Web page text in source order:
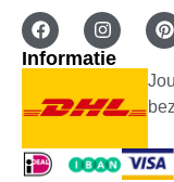
Informatie